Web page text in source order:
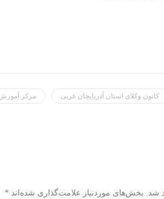
کانون وکلای استان آذربایجان غربی مرکز آموزش
شد. بخش‌های موردنیاز علامت‌گذاری شده‌اند *